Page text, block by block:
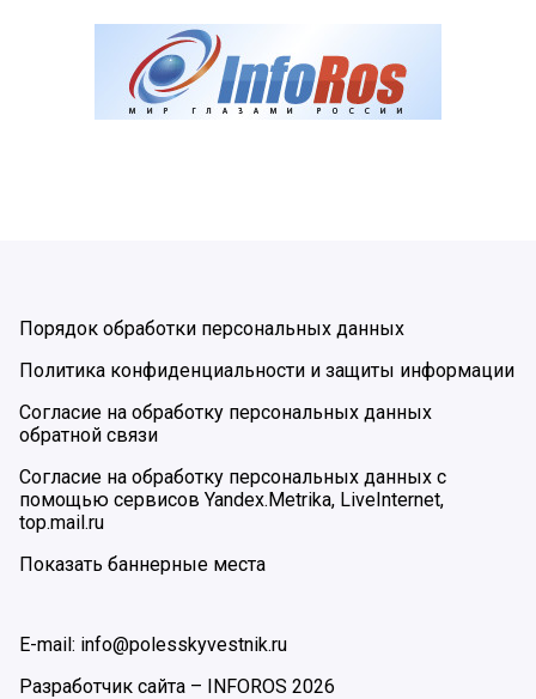
Порядок обработки персональных данных
Политика конфиденциальности и защиты информации
Согласие на обработку персональных данных
обратной связи
Согласие на обработку персональных данных с
помощью сервисов Yandex.Metrika, LiveInternet,
top.mail.ru
Показать баннерные места
E-mail: info@polesskyvestnik.ru
Разработчик сайта – INFOROS 2026